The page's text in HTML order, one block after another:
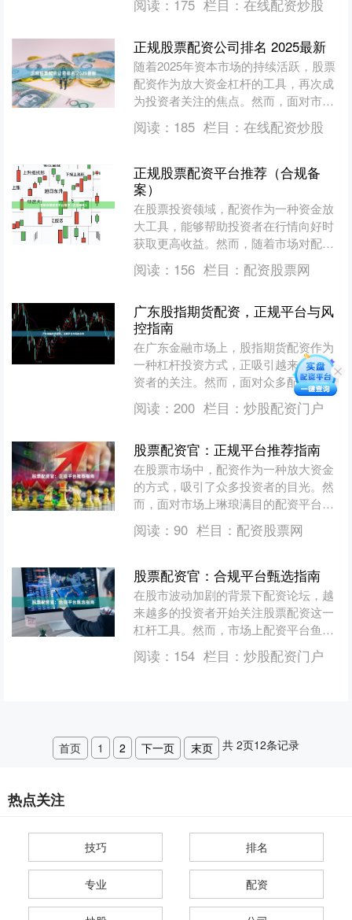
的平台，成为许多股民....
阅读： 175 栏目： 在线配资炒股
正规股票配资公司排名 2025最新
随着2025年资本市场的持续活跃，股票
配资作为放大资金杠杆的工具，再次成
为投资者关注的焦点。然而，面对市场
上纷繁复杂的配资平台，如何选择正
规、安全、合规的配资公....
阅读： 185 栏目： 在线配资炒股
正规股票配资平台推荐（合规备
案）
在股票投资领域，配资作为一种资金放
大工具，能够帮助投资者在行情向好时
获取更高收益。然而，随着市场对配资
平台的需求增加，各类平台鱼龙混杂，
选择一家合规备案的正规平....
阅读： 156 栏目： 配资股票网
广东股指期货配资，正规平台与风
控指南
在广东金融市场上，股指期货配资作为
一种杠杆投资方式，正吸引越来越多投
资者的关注。然而，面对众多配资平
台，如何辨别正规渠道、建立有效的风
险控制体系，成为投资者必须....
阅读： 200 栏目： 炒股配资门户
股票配资官：正规平台推荐指南
在股票市场中，配资作为一种放大资金
的方式，吸引了众多投资者的目光。然
而，面对市场上琳琅满目的配资平台，
如何辨别正规平台、避免踩坑，成为投
资者最关心的问题。本文将....
阅读： 90 栏目： 配资股票网
股票配资官：合规平台甄选指南
在股市波动加剧的背景下配资论坛，越
来越多的投资者开始关注股票配资这一
杠杆工具。然而，市场上配资平台鱼龙
混杂，如何甄别合规平台、规避资金风
险，成为每位投资者必须掌....
阅读： 154 栏目： 炒股配资门户
首页 1 2 下一页 末页 共 2页12条记录
热点关注
技巧 排名
专业 配资